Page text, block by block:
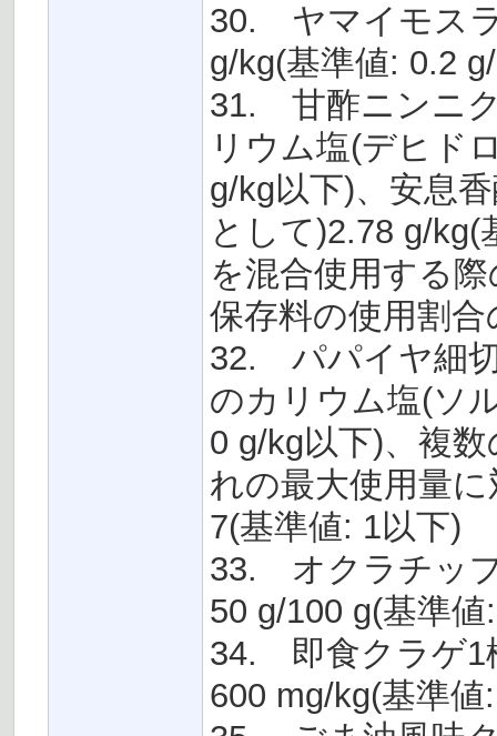
30. ヤマイモス
g/kg(基準値: 0.2
31. 甘酢ニンニ
リウム塩(デヒド
g/kg以下)、安息
として)2.78 g/kg(
を混合使用する
保存料の使用割
32. パパイヤ細
のカリウム塩(ソ
0 g/kg以下)、複
れの最大使用量
7(基準値: 1以下)
33. オクラチッ
50 g/100 g(基準
34. 即食クラゲ1
600 mg/kg(基準